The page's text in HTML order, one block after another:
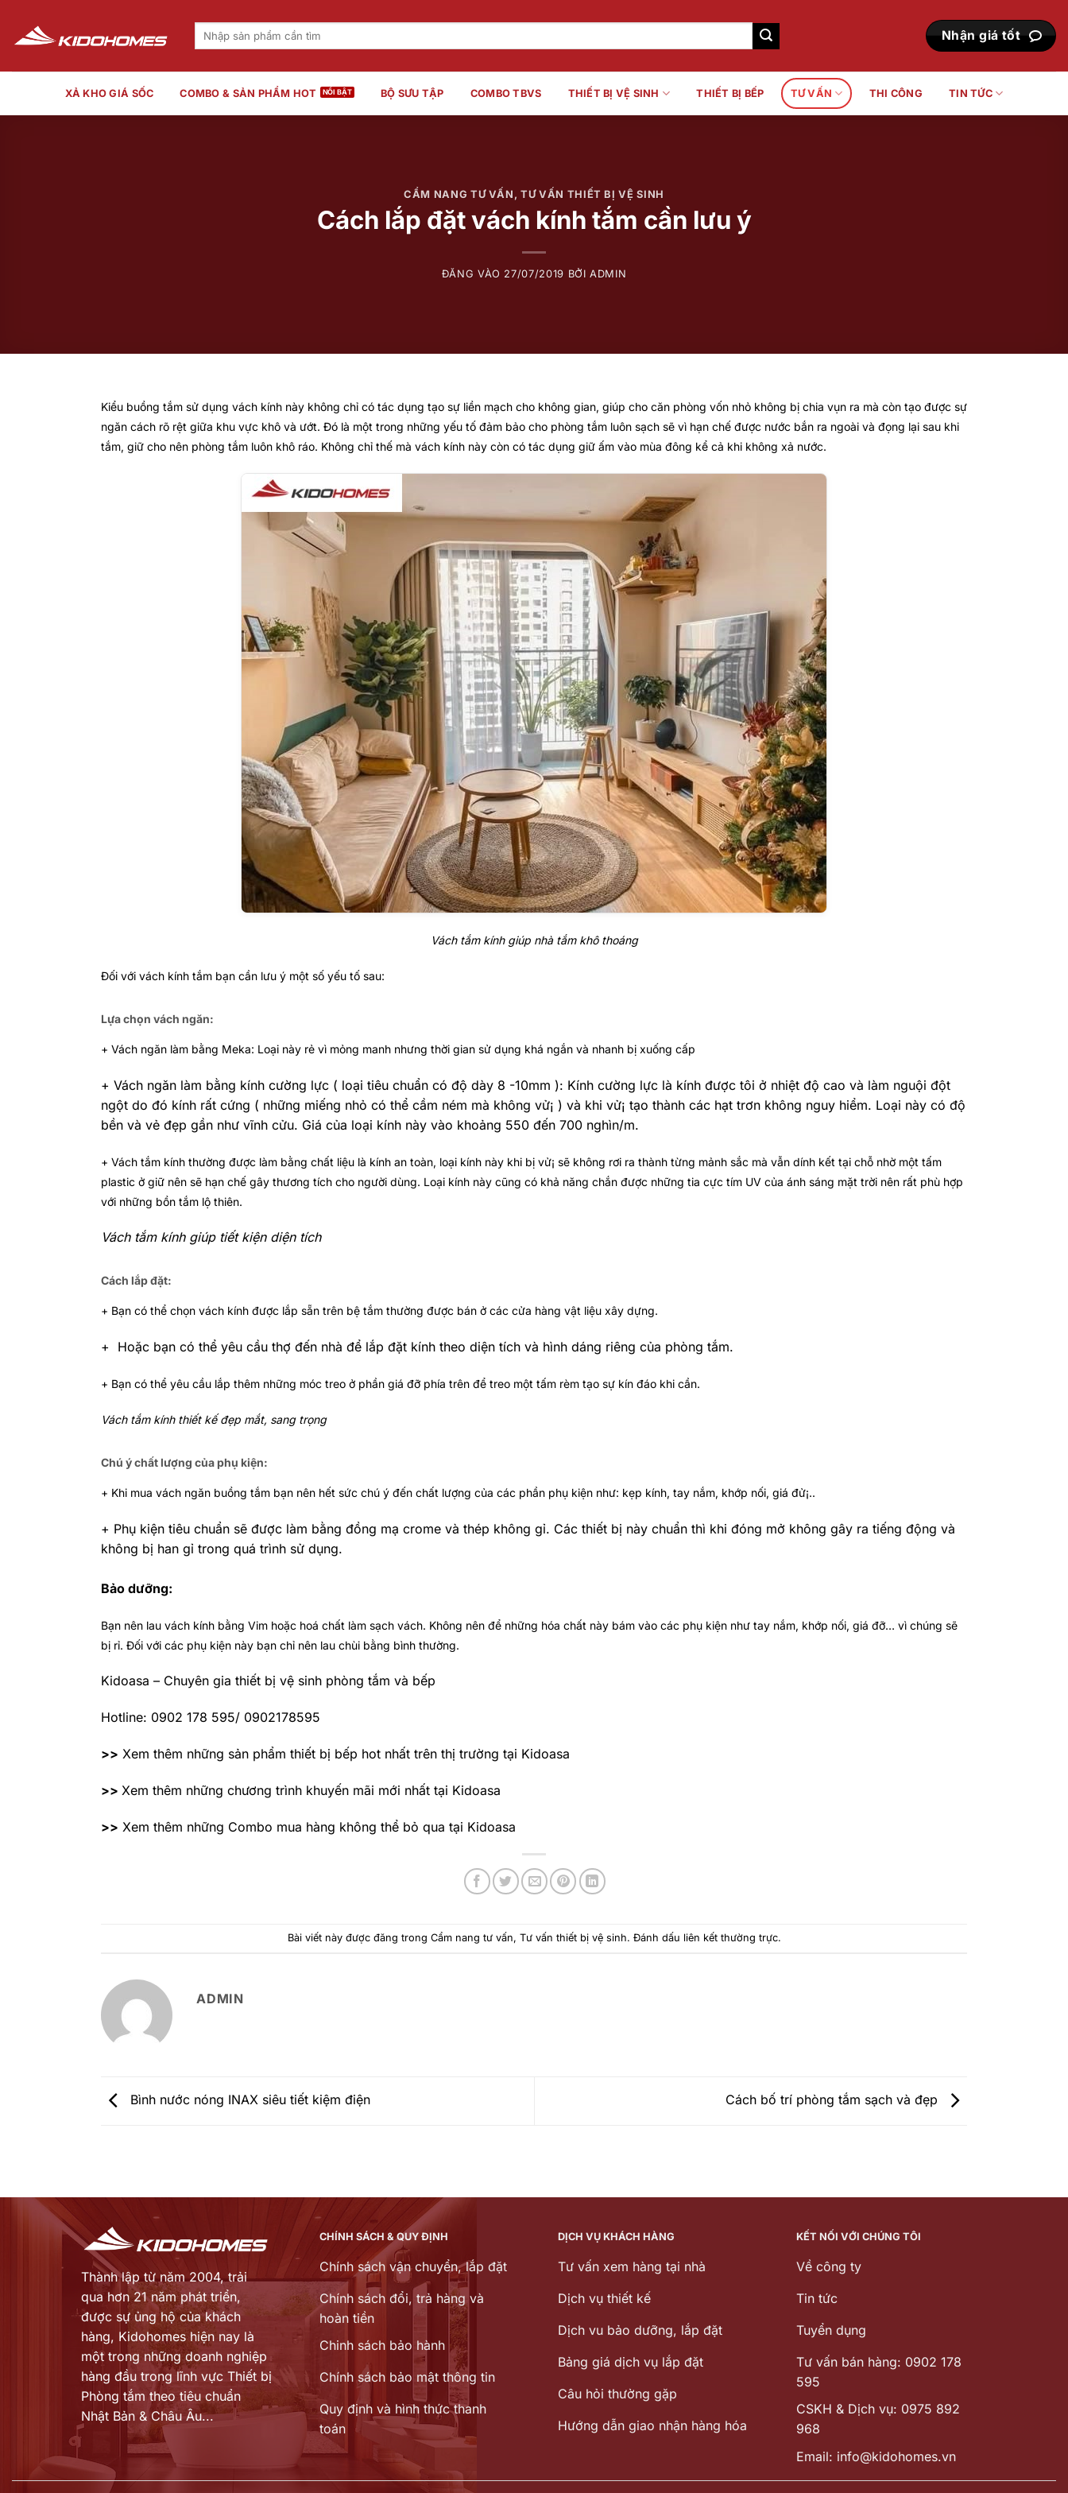
nội
dung
Tìm
Nhận giá tốt
XẢ KHO GIÁ SỐC COMBO & SẢN PHẨM HOT BỘ SƯU TẬP COMBO TBVS THIẾT BỊ VỆ SINH THIẾT BỊ BẾP TƯ VẤN THI CÔNG TIN TỨC
CẨM NANG TƯ VẤN ,TƯ VẤN THIẾT BỊ VỆ SINH
Cách lắp đặt vách kính tắm cần lưu ý
ĐĂNG VÀO 27/07/2019 BỞIADMIN
Kiểu buồng tắm sử dụng vách kính này không chỉ có tác dụng tạo sự liền mạch cho không gian, giúp cho căn phòng vốn nhỏ không bị chia vụn ra mà còn tạo được sự
ngăn cách rõ rệt giữa khu vực khô và ướt. Đó là một trong những yếu tố đảm bảo cho phòng tắm luôn sạch sẽ vì hạn chế được nước bắn ra ngoài và đọng lại sau khi
tắm, giữ cho nên phòng tắm luôn khô ráo. Không chỉ thế mà vách kính này còn có tác dụng giữ ấm vào mùa đông kể cả khi không xả nước.
Vách tắm kính giúp nhà tắm khô thoáng
Đối với vách kính tắm bạn cần lưu ý một số yếu tố sau:
Lựa chọn vách ngăn:
+ Vách ngăn làm bằng Meka: Loại này rẻ vì mỏng manh nhưng thời gian sử dụng khá ngắn và nhanh bị xuống cấp
+ Vách ngăn làm bằng kính cường lực ( loại tiêu chuẩn có độ dày 8 -10mm ): Kính cường lực là kính được tôi ở nhiệt độ cao và làm nguội đột
ngột do đó kính rất cứng ( những miếng nhỏ có thể cầm ném mà không vử¡ ) và khi vử¡ tạo thành các hạt trơn không nguy hiểm. Loại này có độ
bền và vẻ đẹp gần như vĩnh cử­u. Giá của loại kính này vào khoảng 550 đến 700 nghìn/m.
+ Vách tắm kính thường được làm bằng chất liệu là kính an toàn, loại kính này khi bị vử¡ sẽ không rơi ra thành từng mảnh sắc mà vẫn dính kết tại chỗ nhờ một tấm
plastic ở giữ nên sẽ hạn chế gây thương tích cho người dùng. Loại kính này cũng có khả năng chắn được những tia cực tím UV của ánh sáng mặt trời nên rất phù hợp
với những bồn tắm lộ thiên.
Vách tắm kính giúp tiết kiện diện tích
Cách lắp đặt:
+ Bạn có thể chọn vách kính được lắp sẵn trên bệ tắm thường được bán ở các cửa hàng vật liệu xây dựng.
+ Hoặc bạn có thể yêu cầu thợ đến nhà để lắp đặt kính theo diện tích và hình dáng riêng của phòng tắm.
+ Bạn có thể yêu cầu lắp thêm những móc treo ở phần giá đỡ phía trên để treo một tấm rèm tạo sự kín đáo khi cần.
Vách tắm kính thiết kế đẹp mắt, sang trọng
Chú ý chất lượng của phụ kiện:
+ Khi mua vách ngăn buồng tắm bạn nên hết sức chú ý đến chất lượng của các phần phụ kiện như: kẹp kính, tay nắm, khớp nối, giá đử¡..
+ Phụ kiện tiêu chuẩn sẽ được làm bằng đồng mạ crome và thép không gỉ. Các thiết bị này chuẩn thì khi đóng mở không gây ra tiếng động và
không bị han gỉ trong quá trình sử dụng.
Bảo dưỡng:
Bạn nên lau vách kính bằng Vim hoặc hoá chất làm sạch vách. Không nên để những hóa chất này bám vào các phụ kiện như tay nắm, khớp nối, giá đỡ… vì chúng sẽ
bị rỉ. Đối với các phụ kiện này bạn chỉ nên lau chùi bằng bình thường.
Kidoasa – Chuyên gia thiết bị vệ sinh phòng tắm và bếp
Hotline: 0902 178 595/ 0902178595
>> Xem thêm những sản phẩm thiết bị bếp hot nhất trên thị trường tại Kidoasa
>> Xem thêm những chương trình khuyến mãi mới nhất tại Kidoasa
>> Xem thêm những Combo mua hàng không thể bỏ qua tại Kidoasa
Bài viết này được đăng trong Cẩm nang tư vấn, Tư vấn thiết bị vệ sinh. Đánh dấu liên kết thường trực.
ADMIN
Bình nước nóng INAX siêu tiết kiệm điện Cách bố trí phòng tắm sạch và đẹp
Thành lập từ năm 2004, trải
qua hơn 21 năm phát triển,
được sự ủng hộ của khách
hàng, Kidohomes hiện nay là
một trong những doanh nghiệp
hàng đầu trong lĩnh vực Thiết bị
Phòng tắm theo tiêu chuẩn
Nhật Bản & Châu Âu...
CHÍNH SÁCH & QUY ĐỊNH
Chính sách vận chuyển, lắp đặt
Chính sách đổi, trả hàng và
hoàn tiền
Chinh sách bảo hành
Chính sách bảo mật thông tin
Quy định và hình thức thanh
toán
DỊCH VỤ KHÁCH HÀNG
Tư vấn xem hàng tại nhà
Dịch vụ thiết kế
Dịch vu bảo dưỡng, lắp đặt
Bảng giá dịch vụ lắp đặt
Câu hỏi thường gặp
Hướng dẫn giao nhận hàng hóa
KẾT NỐI VỚI CHÚNG TÔI
Về công ty
Tin tức
Tuyển dụng
Tư vấn bán hàng: 0902 178
595
CSKH & Dịch vụ: 0975 892
968
Email: info@kidohomes.vn